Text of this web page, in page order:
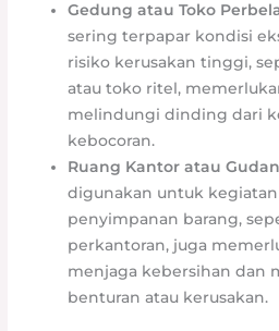
Gedung atau Toko
sering terpapar kondisi
risiko kerusakan tinggi,
atau toko ritel,
melindungi dinding dari
kebocoran.
Ruang Kantor atau
digunakan untuk
penyimpanan barang,
perkantoran, juga
menjaga kebersihan dan
benturan atau kerusakan.